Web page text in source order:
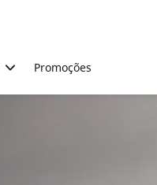
Promoções